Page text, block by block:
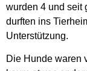
wurden 4 und seit
durften ins
Unterstützung.
Die Hunde waren